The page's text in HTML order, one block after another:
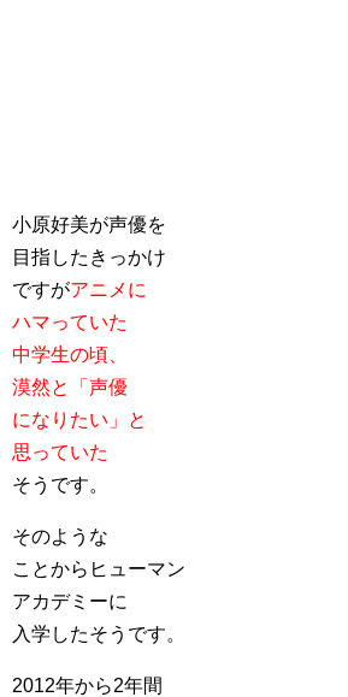
小原好美が声優を
目指したきっかけ
ですがアニメに
ハマっていた
中学生の頃、
漠然と「声優
になりたい」と
思っていた
そうです。
そのような
ことからヒューマン
アカデミーに
入学したそうです。
2012年から2年間